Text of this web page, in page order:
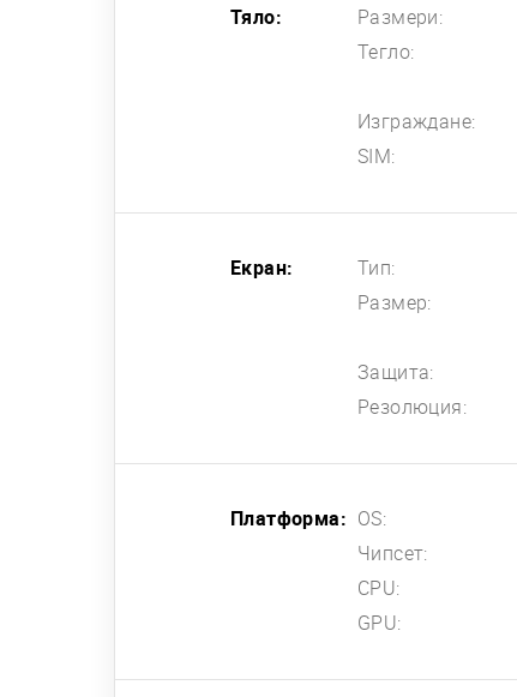
Тяло: Размери:
Тегло:
Изграждане:
SIM:
Екран: Тип:
Размер:
Защита:
Резолюция:
Платформа: OS:
Чипсет:
CPU:
GPU: